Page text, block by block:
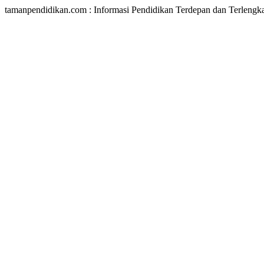
tamanpendidikan.com : Informasi Pendidikan Terdepan dan